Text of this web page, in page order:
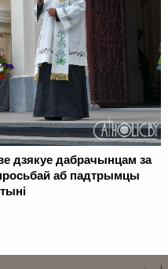
дзякуе дабрачынцам за
аб падтрымцы